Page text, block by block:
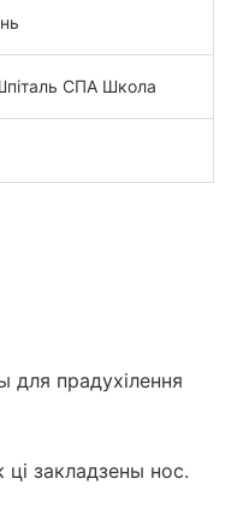
СПА Школа
для прадухілення
закладзены нос.